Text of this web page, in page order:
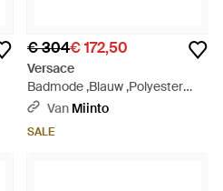
€ 304€ 172,50
Versace
Badmode ,Blauw ,Polyester
Greca Border Zwemshorts -
Van Miinto
SALE